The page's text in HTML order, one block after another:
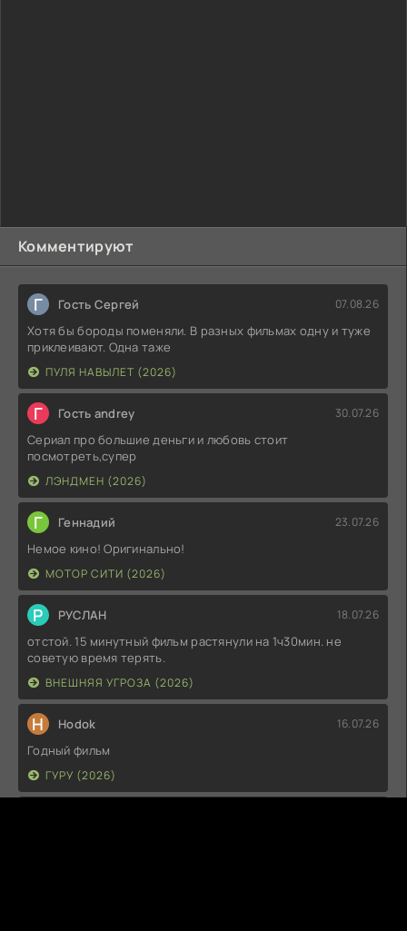
Комментируют
Г Гость Сергей 07.08.26
Хотя бы бороды поменяли. В разных фильмах одну и туже
приклеивают. Одна таже
ПУЛЯ НАВЫЛЕТ (2026)
Г Гость andrey 30.07.26
Сериал про большие деньги и любовь стоит
посмотреть,супер
ЛЭНДМЕН (2026)
Г Геннадий 23.07.26
Немое кино! Оригинально!
МОТОР СИТИ (2026)
Р РУСЛАН 18.07.26
отстой. 15 минутный фильм растянули на 1ч30мин. не
советую время терять.
ВНЕШНЯЯ УГРОЗА (2026)
H Hodok 16.07.26
Годный фильм
ГУРУ (2026)